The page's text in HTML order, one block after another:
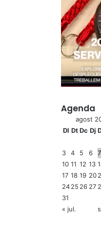
Agenda
agost
Dl Dt Dc Dj
3
4 5 6 7
10 11 12 13
17 18 19 20
2425 26 27
31
« jul.